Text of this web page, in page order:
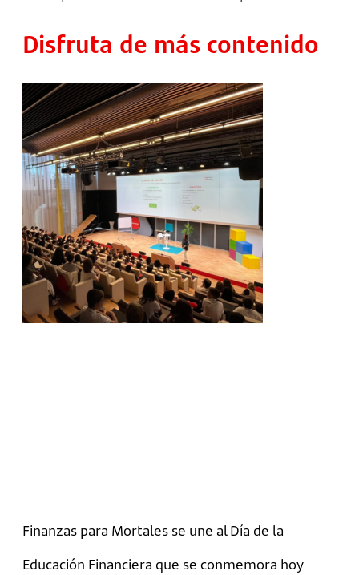
Disfruta de más contenido
Finanzas para Mortales se une al Día de la
Educación Financiera que se conmemora hoy